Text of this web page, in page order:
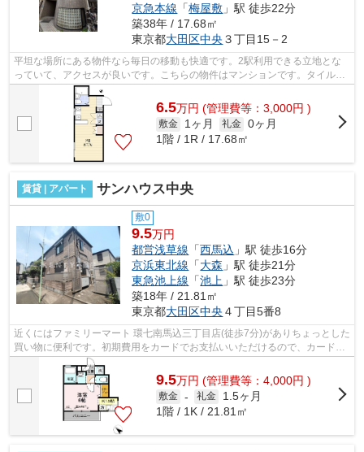
京急本線 「梅屋敷 」駅 徒歩22分
築38年 / 17.68㎡
東京都大田区中央 ３丁目15－2
平坦な場所にある物件なら毎日の移動も快適です。2駅利用できる立地とな
っていて、アクセスが良いです。こちらの物件はマンションです。タイル張
りのきれいな外観も特徴の一つです。こ...
6.5万円 (管理費等：3,000円 )
敷金 1ヶ月 礼金 0ヶ月
1階 / 1R / 17.68㎡
賃貸 | アパート サンハウス中央
敷0
9.5万円
都営浅草線 「西馬込 」駅 徒歩16分
京浜東北線 「大森 」駅 徒歩21分
東急池上線 「池上 」駅 徒歩23分
築18年 / 21.81㎡
東京都大田区中央 ４丁目5番8
近くにはファミリーマート 環七南馬込三丁目店(徒歩7分)がありちょっとした
買い物に便利です。初期費用をカードでお支払いいただけるので、カードで
決済したい方にもおすすめです。通...
9.5万円 (管理費等：4,000円 )
敷金 - 礼金
1.5ヶ月
1階 / 1K / 21.81㎡